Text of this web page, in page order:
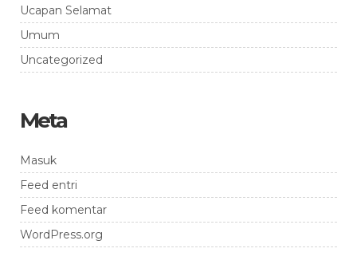
Ucapan Selamat
Umum
Uncategorized
Meta
Masuk
Feed entri
Feed komentar
WordPress.org